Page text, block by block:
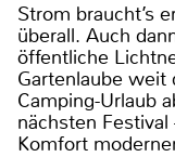
Strom braucht’s
überall. Auch
öffentliche
Gartenlaube weit
Camping-Urlaub
nächsten
Komfort